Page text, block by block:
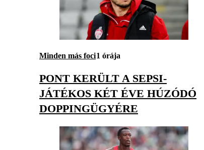
Minden más foci1 órája
PONT KERÜLT A SEPSI-
JÁTÉKOS KÉT ÉVE HÚZÓDÓ
DOPPINGÜGYÉRE